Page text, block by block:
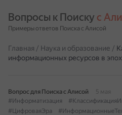
Вопросы к Поиску с
Примеры ответов Поиска с Алисой
Главная / Наука и образование /
информационных ресурсов в
Вопрос для Поиска с Алисой
5 мая
#Информатизация
#ЦифроваяЭра